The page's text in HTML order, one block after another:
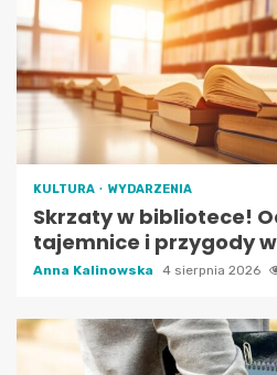
KULTURA WYDARZENIA
Skrzaty w bibliotece!
tajemnice i przygody
Anna Kalinowska 4 sierpnia 2026